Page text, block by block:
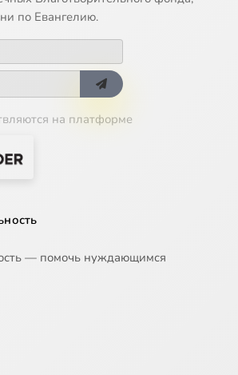
по Евангелию.
на платформе
— помочь нуждающимся